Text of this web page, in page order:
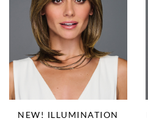
NEW! ILLUMINATION